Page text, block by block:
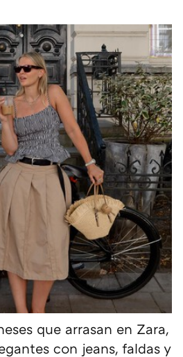
que arrasan en Zara,
con jeans, faldas y